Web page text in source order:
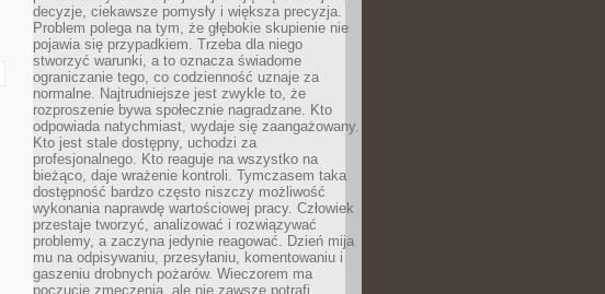
decyzje, ciekawsze pomysły i większa precyzja.
Problem polega na tym, że głębokie skupienie nie
pojawia się przypadkiem. Trzeba dla niego
stworzyć warunki, a to oznacza świadome
ograniczanie tego, co codzienność uznaje za
normalne. Najtrudniejsze jest zwykle to, że
rozproszenie bywa społecznie nagradzane. Kto
odpowiada natychmiast, wydaje się zaangażowany.
Kto jest stale dostępny, uchodzi za
profesjonalnego. Kto reaguje na wszystko na
bieżąco, daje wrażenie kontroli. Tymczasem taka
dostępność bardzo często niszczy możliwość
wykonania naprawdę wartościowej pracy. Człowiek
przestaje tworzyć, analizować i rozwiązywać
problemy, a zaczyna jedynie reagować. Dzień mija
mu na odpisywaniu, przesyłaniu, komentowaniu i
gaszeniu drobnych pożarów. Wieczorem ma
poczucie zmęczenia, ale nie zawsze potrafi